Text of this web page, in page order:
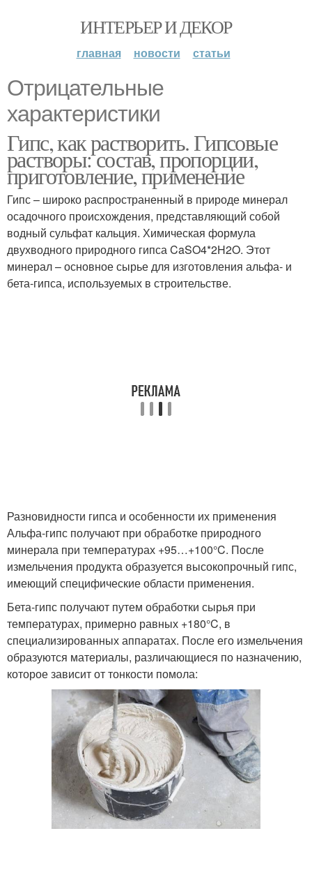
ИНТЕРЬЕР И ДЕКОР
главная новости статьи
Отрицательные
характеристики
Гипс, как растворить. Гипсовые
растворы: состав, пропорции,
приготовление, применение
Гипс – широко распространенный в природе минерал
осадочного происхождения, представляющий собой
водный сульфат кальция. Химическая формула
двухводного природного гипса CaSO4*2H2O. Этот
минерал – основное сырье для изготовления альфа- и
бета-гипса, используемых в строительстве.
Разновидности гипса и особенности их применения
Альфа-гипс получают при обработке природного
минерала при температурах +95…+100°C. После
измельчения продукта образуется высокопрочный гипс,
имеющий специфические области применения.
Бета-гипс получают путем обработки сырья при
температурах, примерно равных +180°C, в
специализированных аппаратах. После его измельчения
образуются материалы, различающиеся по назначению,
которое зависит от тонкости помола: